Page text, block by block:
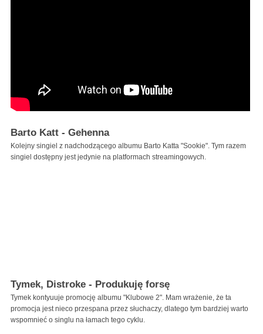
Barto Katt - Gehenna
Kolejny singiel z nadchodzącego albumu Barto Katta "Sookie". Tym razem
singiel dostępny jest jedynie na platformach streamingowych.
Tymek, Distroke - Produkuję forsę
Tymek kontyuuje promocję albumu "Klubowe 2". Mam wrażenie, że ta
promocja jest nieco przespana przez słuchaczy, dlatego tym bardziej warto
wspomnieć o singlu na łamach tego cyklu.